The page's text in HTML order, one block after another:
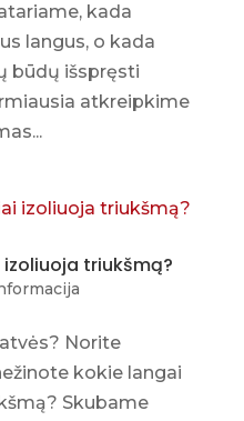
kada
langus, o kada
būdų išspręsti
atkreipkime
triukšmą?
Norite
kokie langai
Skubame